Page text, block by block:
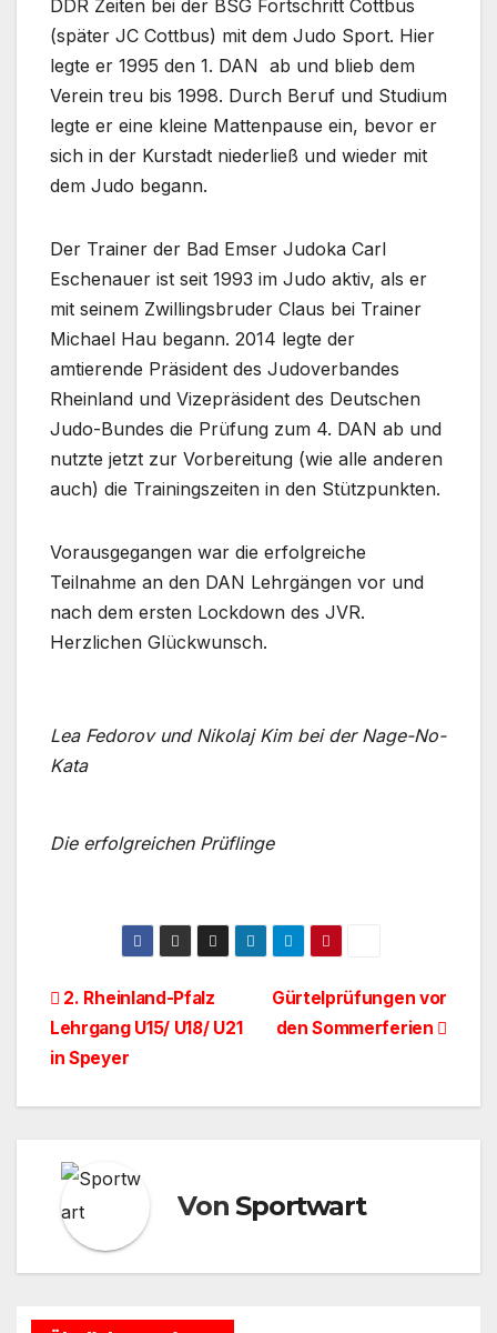
DDR Zeiten bei der BSG Fortschritt Cottbus
(später JC Cottbus) mit dem Judo Sport. Hier
legte er 1995 den 1. DAN ab und blieb dem
Verein treu bis 1998. Durch Beruf und Studium
legte er eine kleine Mattenpause ein, bevor er
sich in der Kurstadt niederließ und wieder mit
dem Judo begann.
Der Trainer der Bad Emser Judoka Carl
Eschenauer ist seit 1993 im Judo aktiv, als er
mit seinem Zwillingsbruder Claus bei Trainer
Michael Hau begann. 2014 legte der
amtierende Präsident des Judoverbandes
Rheinland und Vizepräsident des Deutschen
Judo-Bundes die Prüfung zum 4. DAN ab und
nutzte jetzt zur Vorbereitung (wie alle anderen
auch) die Trainingszeiten in den Stützpunkten.
Vorausgegangen war die erfolgreiche
Teilnahme an den DAN Lehrgängen vor und
nach dem ersten Lockdown des JVR.
Herzlichen Glückwunsch.
Lea Fedorov und Nikolaj Kim bei der Nage-No-
Kata
Die erfolgreichen Prüflinge
Beitragsnavigation
Gürtelprüfungen vor
den Sommerferien
2. Rheinland-Pfalz
Lehrgang U15/ U18/ U21
in Speyer
Von Sportwart